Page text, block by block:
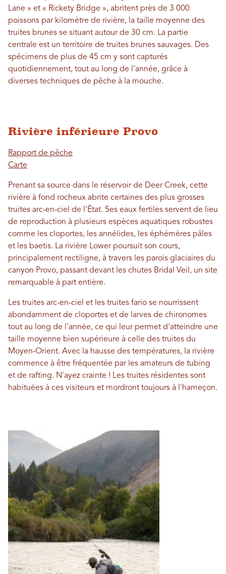
Lane » et « Rickety Bridge », abritent près de 3 000
poissons par kilomètre de rivière, la taille moyenne des
truites brunes se situant autour de 30 cm. La partie
centrale est un territoire de truites brunes sauvages. Des
spécimens de plus de 45 cm y sont capturés
quotidiennement, tout au long de l’année, grâce à
diverses techniques de pêche à la mouche.
Rivière inférieure Provo
Rapport de pêche
Carte
Prenant sa source dans le réservoir de Deer Creek, cette
rivière à fond rocheux abrite certaines des plus grosses
truites arc-en-ciel de l'État. Ses eaux fertiles servent de lieu
de reproduction à plusieurs espèces aquatiques robustes
comme les cloportes, les annélides, les éphémères pâles
et les baetis. La rivière Lower poursuit son cours,
principalement rectiligne, à travers les parois glaciaires du
canyon Provo, passant devant les chutes Bridal Veil, un site
remarquable à part entière.
Les truites arc-en-ciel et les truites fario se nourrissent
abondamment de cloportes et de larves de chironomes
tout au long de l'année, ce qui leur permet d'atteindre une
taille moyenne bien supérieure à celle des truites du
Moyen-Orient. Avec la hausse des températures, la rivière
commence à être fréquentée par les amateurs de tubing
et de rafting. N'ayez crainte ! Les truites résidentes sont
habituées à ces visiteurs et mordront toujours à l'hameçon.